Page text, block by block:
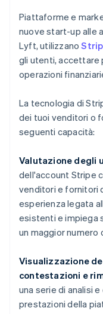
Piattaforme e
nuove start-up alle
Lyft, utilizzano
gli utenti, accettare
operazioni
La tecnologia di
dei tuoi venditori o
seguenti capacità:
Valutazione degli
dell'account Stripe
venditori e fornitori
esperienza legata
esistenti e impiega
un maggior numero
Visualizzazione
contestazioni e
una serie di analisi
prestazioni della
English
Austria
Deutsch English
NederlandsFrançais